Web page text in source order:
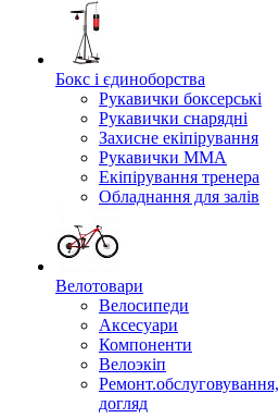
Бокс і єдиноборства
Рукавички боксерські
Рукавички снарядні
Захисне екіпірування
Рукавички ММА
Екіпірування тренера
Обладнання для залів
Велотовари
Велосипеди
Аксесуари
Компоненти
Велоэкіп
Ремонт.обслуговування,
догляд